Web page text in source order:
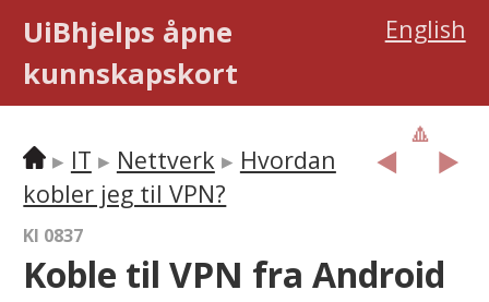
English
UiBhjelps åpne
kunnskaps­kort
IT Nettverk
Hvordan
kobler jeg til VPN?
︎◀️
🔼
▶️
KI 0837
Koble til VPN fra Android